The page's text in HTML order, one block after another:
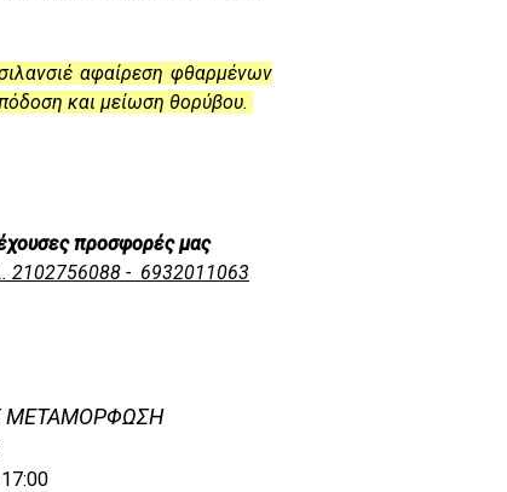
αφαίρεση φθαρμένων
και μείωση θορύβου.
προσφορές μας
2102756088 - 6932011063
ΜΕΤΑΜΟΡΦΩΣΗ